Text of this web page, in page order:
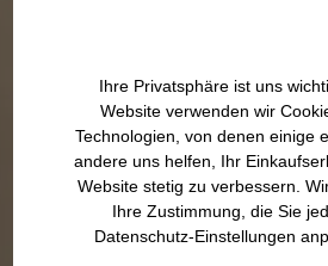
Ihre Privatsphäre ist uns
Website verwenden wir
Technologien, von denen einige
andere uns helfen, Ihr
Website stetig zu verbessern.
Ihre Zustimmung, die Sie
Datenschutz-Einstellungen